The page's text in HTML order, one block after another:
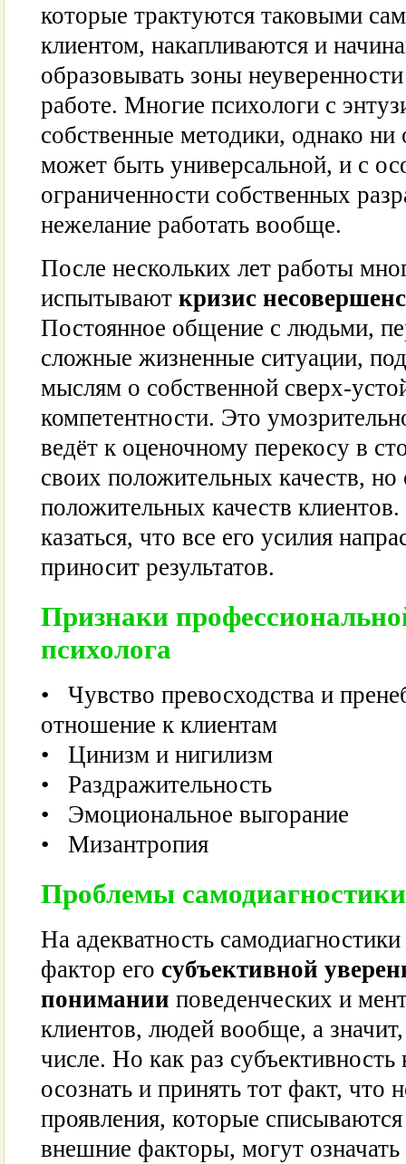
которые трактуются таковыми
клиентом, накапливаются и
образовывать зоны
работе. Многие психологи с
собственные методики, однако ни
может быть универсальной, и с
ограниченности собственных
нежелание работать вообще.
После нескольких лет работы
испытывают кризис
Постоянное общение с людьми,
сложные жизненные ситуации,
мыслям о собственной сверх-
компетентности. Это
ведёт к оценочному перекосу в
своих положительных качеств,
положительных качеств
казаться, что все его усилия
приносит результатов.
Признаки
психолога
• Чувство превосходства и
отношение к клиентам
• Цинизм и нигилизм
• Раздражительность
• Эмоциональное выгорание
• Мизантропия
Проблемы
На адекватность
фактор его субъективной
понимании поведенческих и
клиентов, людей вообще, а
числе. Но как раз
осознать и принять тот факт, что
проявления, которые
внешние факторы, могут